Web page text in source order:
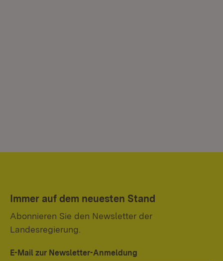
Immer auf dem neuesten Stand
Abonnieren Sie den Newsletter der
Landesregierung.
E-Mail zur Newsletter-Anmeldung